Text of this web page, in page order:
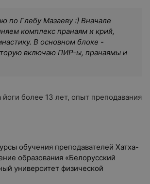
по Глебу Мазаеву :) Вначале
комплекс пранаям и крий,
В основном блоке -
включаю ПИР-ы, пранаямы и
йоги более 13 лет, опыт преподавания
обучения преподавателей Хатха-
образования «Белорусский
университет физической